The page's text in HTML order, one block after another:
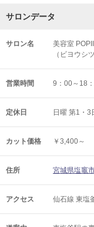
サロンデータ
サロン名
美容室
（ビヨウシ
営業時間 9：00～18
定休日 日曜 第1・3
カット価格 ￥3,400～
住所 宮城県塩竈
アクセス 仙石線 東塩